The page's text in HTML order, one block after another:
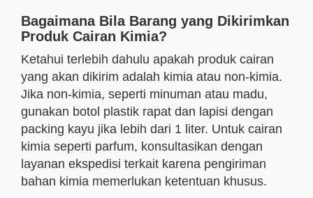
Bagaimana Bila Barang yang Dikirimkan
Produk Cairan Kimia?
Ketahui terlebih dahulu apakah produk cairan
yang akan dikirim adalah kimia atau non-kimia.
Jika non-kimia, seperti minuman atau madu,
gunakan botol plastik rapat dan lapisi dengan
packing kayu jika lebih dari 1 liter. Untuk cairan
kimia seperti parfum, konsultasikan dengan
layanan ekspedisi terkait karena pengiriman
bahan kimia memerlukan ketentuan khusus.